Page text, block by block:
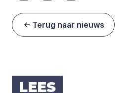
Terug naar nieuws
LEES